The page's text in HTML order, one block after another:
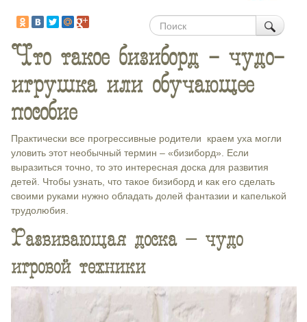
Что такое бизиборд - чудо-
игрушка или обучающее
пособие
Практически все прогрессивные родители краем уха могли
уловить этот необычный термин – «бизиборд». Если
выразиться точно, то это интересная доска для развития
детей. Чтобы узнать, что такое бизиборд и как его сделать
своими руками нужно обладать долей фантазии и капелькой
трудолюбия.
Развивающая доска – чудо
игровой техники